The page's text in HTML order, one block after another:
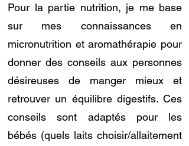
Pour la partie nutrition, je me base
sur mes connaissances en
micronutrition et aromathérapie pour
donner des conseils aux personnes
désireuses de manger mieux et
retrouver un équilibre digestifs. Ces
conseils sont adaptés pour les
bébés (quels laits choisir/allaitement